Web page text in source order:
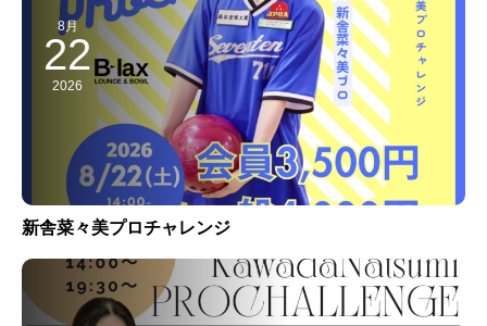
8月
22
2026
新舎菜々美プロチャレンジ